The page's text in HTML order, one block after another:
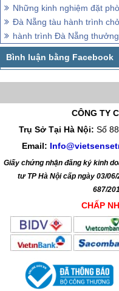
Những kinh nghiệm đặt
Đà Nẵng tàu hành trình chở
hành trình Đà Nẵng
CÔNG TY
Trụ Sở Tại Hà Nội: Số
Email:
Giấy chứng nhận đăng ký kinh
tư TP Hà Nội cấp ngày 03/
687/
CHẤP